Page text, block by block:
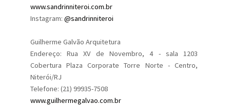
www.sandrinniteroi.com.br
Instagram: @sandrinniteroi
Guilherme Galvão Arquitetura
Endereço: Rua XV de Novembro, 4 - sala 1203
Cobertura Plaza Corporate Torre Norte - Centro,
Niterói/RJ
Telefone: (21) 99935-7508
www.guilhermegalvao.com.br